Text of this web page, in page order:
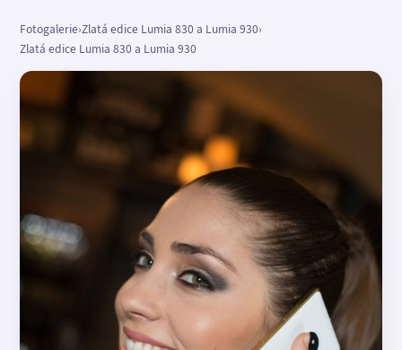
Fotogalerie›Zlatá edice Lumia 830 a Lumia 930›
Zlatá edice Lumia 830 a Lumia 930